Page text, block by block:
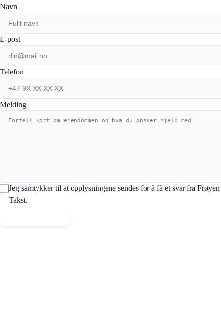
Navn
E-post
Telefon
Melding
Jeg samtykker til at opplysningene sendes for å få et svar fra Frøyen
Takst.